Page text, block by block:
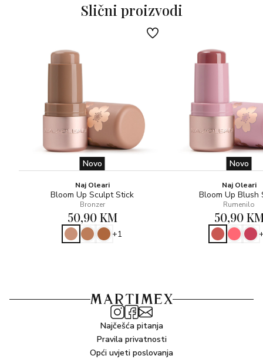
Slični proizvodi
Novo
Naj Oleari
Bloom Up Sculpt Stick
Bronzer
50,90 KM
+1
Novo
Naj Oleari
Bloom Up Blush
Rumenilo
50,90
Najčešća pitanja
Pravila privatnosti
Opći uvjeti poslovanja